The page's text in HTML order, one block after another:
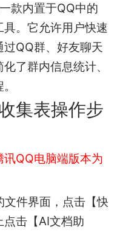
款内置于QQ中的
。它允许用户快速
QQ群、好友聊天
了群内信息统计、
集表操作步
QQ电脑端版本为
文件界面，点击【快
击【AI文档助